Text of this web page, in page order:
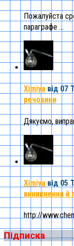
Пожалуйста
параграфе ...
Ximiya від 07
речовини
Дякуємо,
Ximiya від 05
виникнення й
http://
Підписка